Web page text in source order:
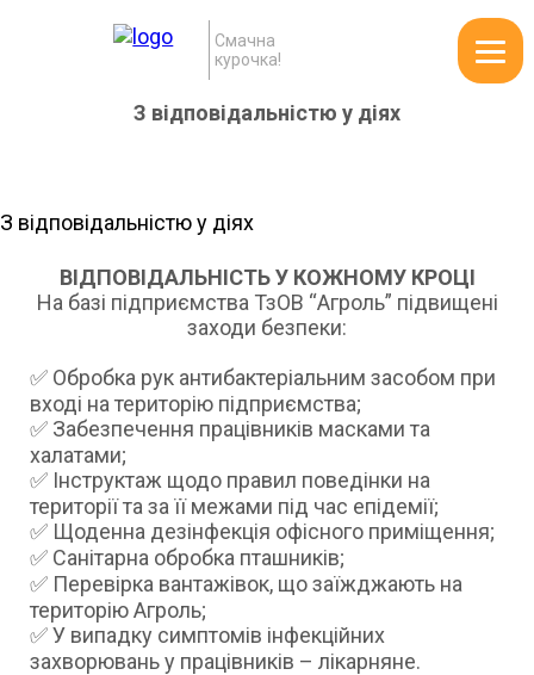
Смачна
курочка!
З відповідальністю у діях
З відповідальністю у діях
ВІДПОВІДАЛЬНІСТЬ У КОЖНОМУ КРОЦІ
На базі підприємства ТзОВ “Агроль” підвищені
заходи безпеки:
✅ Обробка рук антибактеріальним засобом при
вході на територію підприємства;
✅ Забезпечення працівників масками та
халатами;
✅ Інструктаж щодо правил поведінки на
території та за її межами під час епідемії;
✅ Щоденна дезінфекція офісного приміщення;
✅ Санітарна обробка пташників;
✅ Перевірка вантажівок, що заїжджають на
територію Агроль;
✅ У випадку симптомів інфекційних
захворювань у працівників – лікарняне.